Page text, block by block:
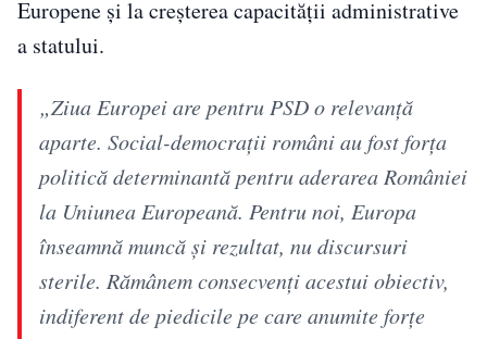
Europene și la creșterea capacității administrative
a statului.
„Ziua Europei are pentru PSD o relevanţă
aparte. Social-democraţii români au fost forţa
politică determinantă pentru aderarea României
la Uniunea Europeană. Pentru noi, Europa
înseamnă muncă şi rezultat, nu discursuri
sterile. Rămânem consecvenţi acestui obiectiv,
indiferent de piedicile pe care anumite forţe